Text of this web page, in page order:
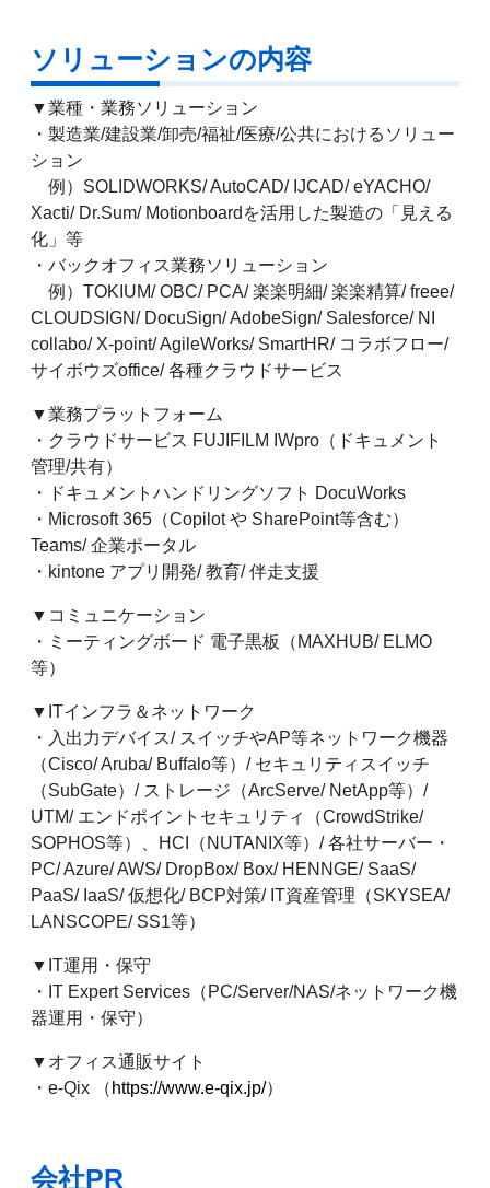
ソリューションの内容
▼業種・業務ソリューション
・製造業/建設業/卸売/福祉/医療/公共におけるソリュー
ション
例）SOLIDWORKS/ AutoCAD/ IJCAD/ eYACHO/
Xacti/ Dr.Sum/ Motionboardを活用した製造の「見える
化」等
・バックオフィス業務ソリューション
例）TOKIUM/ OBC/ PCA/ 楽楽明細/ 楽楽精算/ freee/
CLOUDSIGN/ DocuSign/ AdobeSign/ Salesforce/ NI
collabo/ X-point/ AgileWorks/ SmartHR/ コラボフロー/
サイボウズoffice/ 各種クラウドサービス
▼業務プラットフォーム
・クラウドサービス FUJIFILM IWpro（ドキュメント
管理/共有）
・ドキュメントハンドリングソフト DocuWorks
・Microsoft 365（Copilot や SharePoint等含む）
Teams/ 企業ポータル
・kintone アプリ開発/ 教育/ 伴走支援
▼コミュニケーション
・ミーティングボード 電子黒板（MAXHUB/ ELMO
等）
▼ITインフラ＆ネットワーク
・入出力デバイス/ スイッチやAP等ネットワーク機器
（Cisco/ Aruba/ Buffalo等）/ セキュリティスイッチ
（SubGate）/ ストレージ（ArcServe/ NetApp等）/
UTM/ エンドポイントセキュリティ（CrowdStrike/
SOPHOS等）、HCI（NUTANIX等）/ 各社サーバー・
PC/ Azure/ AWS/ DropBox/ Box/ HENNGE/ SaaS/
PaaS/ IaaS/ 仮想化/ BCP対策/ IT資産管理（SKYSEA/
LANSCOPE/ SS1等）
▼IT運用・保守
・IT Expert Services（PC/Server/NAS/ネットワーク機
器運用・保守）
▼オフィス通販サイト
・e-Qix （ https://www.e-qix.jp/）
会社PR